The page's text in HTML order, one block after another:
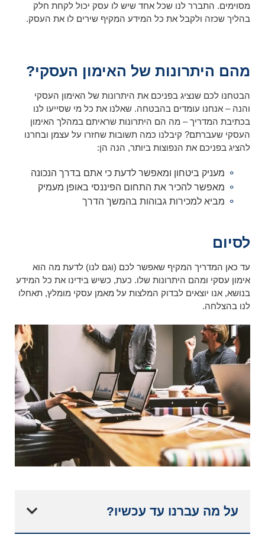
מסוימים. התברר לנו שכל אחד שיש לו עסק יכול לקחת חלק
בהליך שכזה ולקבל את כל המידע המקיף שירים לו את העסק.
מהם היתרונות של האימון העסקי?
הבטחנו לכם שנציג בפניכם את היתרונות של האימון העסקי
והנה – אנחנו עומדים בהבטחה. שאלנו את כל מי שסייעו לנו
בכתיבת המדריך – מה הם היתרונות שראיתם במהלך האימון
העסקי שעברתם? קיבלנו כמה תשובות שחזרו על עצמן ובחרנו
להציג בפניכם את הנפוצות ביותר, הנה הן:
מעניק ביטחון ומאפשר לדעת כי אתם בדרך הנכונה
מאפשר להכיר את התחום הפיננסי באופן מעמיק
מביא למכירות גבוהות בהמשך הדרך
לסיום
עד כאן המדריך המקיף שאפשר לכם (וגם לנו) לדעת מה הוא
אימון עסקי ומהם היתרונות שלו. כעת, כשיש בידינו את כל המידע
בנושא, אנו יוצאים לבדוק המלצות על מאמן עסקי מומלץ, תאחלו
לנו בהצלחה.
על מה עברנו עד עכשיו?